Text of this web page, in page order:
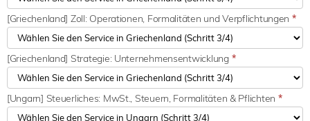
[Griechenland] Zoll: Operationen, Formalitäten und Verpflichtungen *
[Griechenland] Strategie: Unternehmensentwicklung *
[Ungarn] Steuerliches: MwSt., Steuern, Formalitäten & Pflichten *